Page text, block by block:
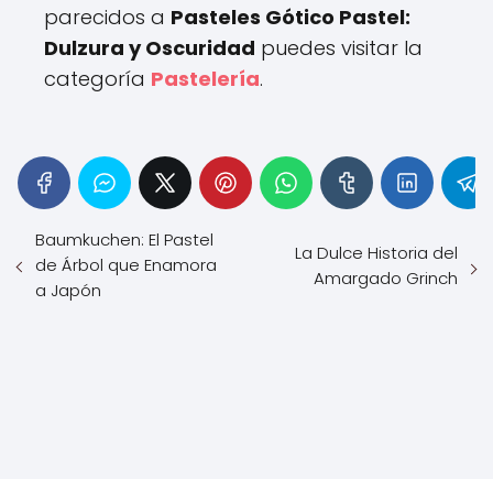
parecidos a Pasteles Gótico Pastel:
Dulzura y Oscuridad puedes visitar la
categoría Pastelería.
Baumkuchen: El Pastel
de Árbol que Enamora
a Japón
La Dulce Historia del
Amargado Grinch